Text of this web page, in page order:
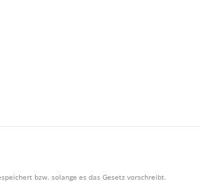
bzw. solange es das Gesetz vorschreibt.